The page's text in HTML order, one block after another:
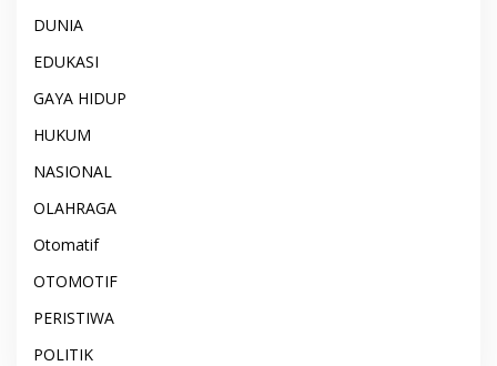
DUNIA
EDUKASI
GAYA HIDUP
HUKUM
NASIONAL
OLAHRAGA
Otomatif
OTOMOTIF
PERISTIWA
POLITIK